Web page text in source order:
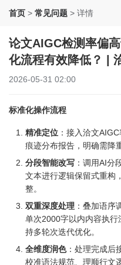
首页 > 常见问题 > 详情
论文AIGC检测率偏
化流程有效降低？ |
2026-05-31 02:00
标准化操作流程
精准定位 ：接入洽文
痕迹分布报告，明确需降
分段智能改写 ：调用AI分
文本进行逻辑保留式重构
整。
双重深度处理 ：叠加语序
单次2000字以内内容执行
持多轮次迭代优化。
全维度润色：处理完成后
校准语法规范、理顺行文